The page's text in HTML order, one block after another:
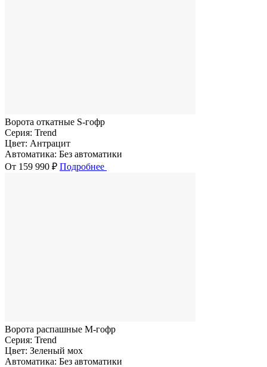
Ворота откатные S-гофр
Серия: Trend
Цвет: Антрацит
Автоматика: Без автоматики
От 159 990 ₽ Подробнее
Ворота распашные M-гофр
Серия: Trend
Цвет: Зеленый мох
Автоматика: Без автоматики